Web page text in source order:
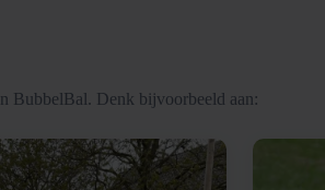
BubbelBal. Denk bijvoorbeeld aan: